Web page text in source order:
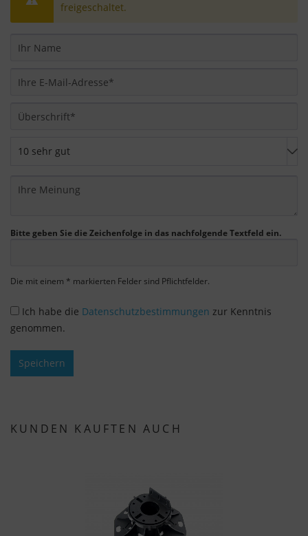
freigeschaltet.
Bitte geben Sie die Zeichenfolge in das nachfolgende Textfeld ein.
Die mit einem * markierten Felder sind Pflichtfelder.
Ich habe die Datenschutzbestimmungen zur Kenntnis
genommen.
Speichern
KUNDEN KAUFTEN AUCH
"Nur essenzielle Cookies akzeptieren" klicken,
statt.